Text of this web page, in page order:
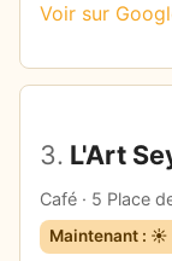
Voir sur
3. L'Art
Café · 5 Place
Maintenant : ☀️